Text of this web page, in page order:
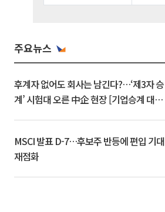
주요뉴스
후계자 없어도 회사는 남긴다?…‘제3자 승
계’ 시험대 오른 中企 현장 [기업승계 대전
MSCI 발표 D-7…후보주 반등에 편입 기대
재점화